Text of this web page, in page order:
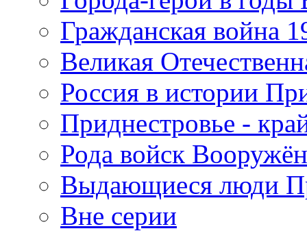
Гражданская война
Великая
Россия в истории
Приднестровье -
Рода войск
Выдающиеся люди
Вне серии